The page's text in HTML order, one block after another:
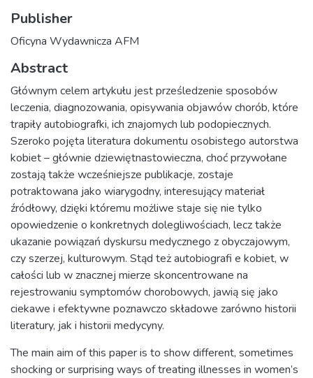
Publisher
Oficyna Wydawnicza AFM
Abstract
Głównym celem artykułu jest prześledzenie sposobów
leczenia, diagnozowania, opisywania objawów chorób, które
trapiły autobiografki, ich znajomych lub podopiecznych.
Szeroko pojęta literatura dokumentu osobistego autorstwa
kobiet – głównie dziewiętnastowieczna, choć przywołane
zostają także wcześniejsze publikacje, zostaje
potraktowana jako wiarygodny, interesujący materiał
źródłowy, dzięki któremu możliwe staje się nie tylko
opowiedzenie o konkretnych dolegliwościach, lecz także
ukazanie powiązań dyskursu medycznego z obyczajowym,
czy szerzej, kulturowym. Stąd też autobiografi e kobiet, w
całości lub w znacznej mierze skoncentrowane na
rejestrowaniu symptomów chorobowych, jawią się jako
ciekawe i efektywne poznawczo składowe zarówno historii
literatury, jak i historii medycyny.
The main aim of this paper is to show different, sometimes
shocking or surprising ways of treating illnesses in women’s